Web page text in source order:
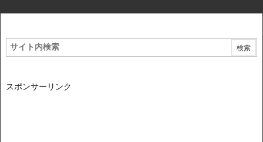
スポンサーリンク